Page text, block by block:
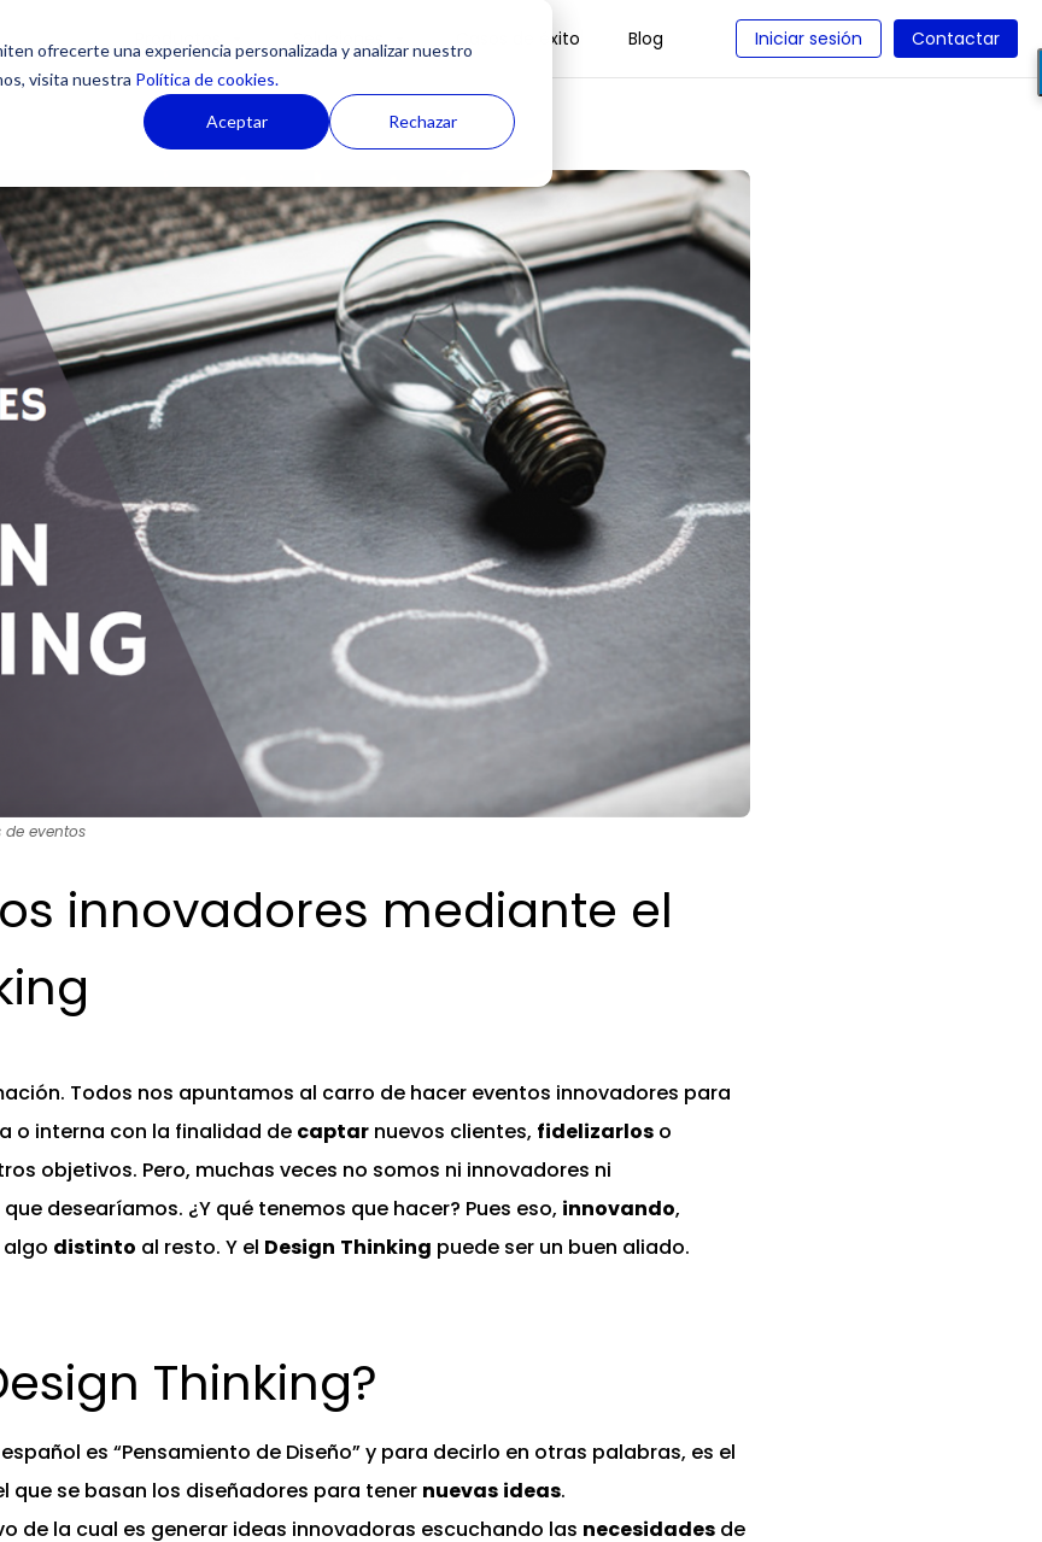
ofrecerte una experiencia personalizada y analizar nuestro
visita nuestra Política de cookies.
Aceptar Rechazar
Productos Soluciones Casos de éxito Blog Iniciar sesión Contactar
innovadores mediante el
de eventos
Todos nos apuntamos al carro de hacer eventos innovadores para
o interna con la finalidad de captar nuevos clientes, fidelizarlos o
objetivos. Pero, muchas veces no somos ni innovadores ni
desearíamos. ¿Y qué tenemos que hacer? Pues eso, innovando,
distinto al resto. Y el Design Thinking puede ser un buen aliado.
Thinking?
es “Pensamiento de Diseño” y para decirlo en otras palabras, es el
que se basan los diseñadores para tener nuevas ideas.
de la cual es generar ideas innovadoras escuchando las necesidades de